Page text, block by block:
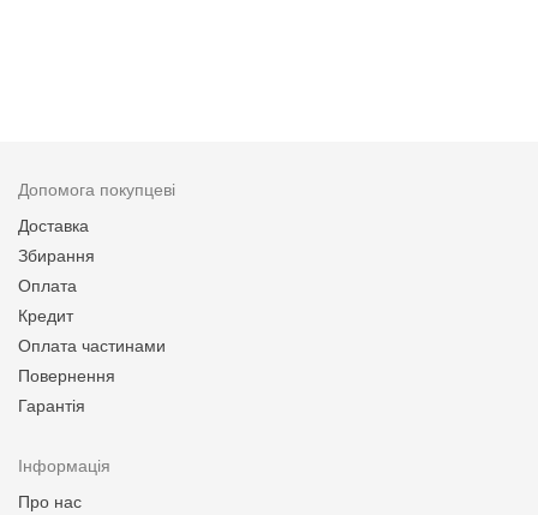
Допомога покупцеві
Доставка
Збирання
Оплата
Кредит
Оплата частинами
Повернення
Гарантія
Інформація
Про нас